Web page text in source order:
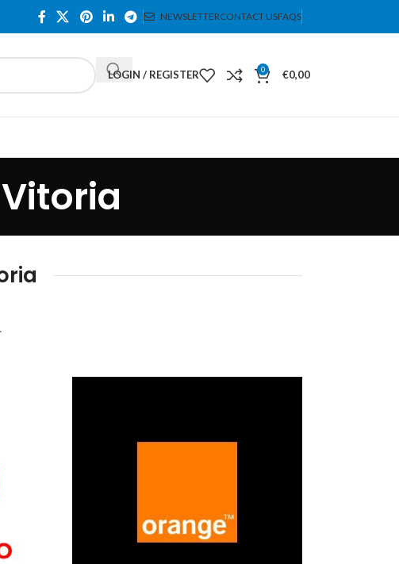
NEWSLETTERCONTACT USFAQS
LOGIN / REGISTER 0 €0,00